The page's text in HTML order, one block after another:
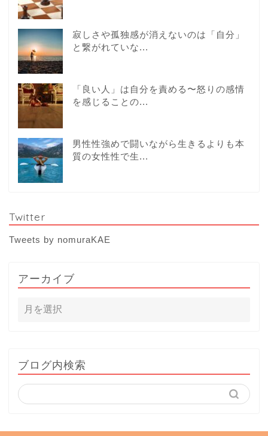
寂しさや孤独感が消えないのは「自分」
と繋がれていな...
「良い人」は自分を責める〜怒りの感情
を感じることの...
男性性強めで闘いながら生きるよりも本
質の女性性で生...
Twitter
Tweets by nomuraKAE
アーカイブ
ブログ内検索